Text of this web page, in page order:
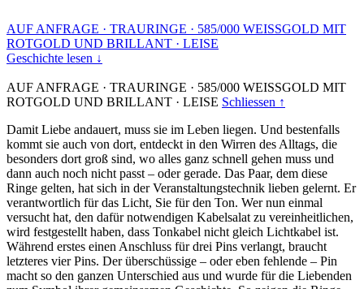
AUF ANFRAGE · TRAURINGE · 585/000 WEISSGOLD MIT
ROTGOLD UND BRILLANT · LEISE
Geschichte lesen ↓
AUF ANFRAGE · TRAURINGE · 585/000 WEISSGOLD MIT
ROTGOLD UND BRILLANT · LEISE Schliessen ↑
Damit Liebe andauert, muss sie im Leben liegen. Und bestenfalls
kommt sie auch von dort, entdeckt in den Wirren des Alltags, die
besonders dort groß sind, wo alles ganz schnell gehen muss und
dann auch noch nicht passt – oder gerade. Das Paar, dem diese
Ringe gelten, hat sich in der Veranstaltungstechnik lieben gelernt. Er
verantwortlich für das Licht, Sie für den Ton. Wer nun einmal
versucht hat, den dafür notwendigen Kabelsalat zu vereinheitlichen,
wird festgestellt haben, dass Tonkabel nicht gleich Lichtkabel ist.
Während erstes einen Anschluss für drei Pins verlangt, braucht
letzteres vier Pins. Der überschüssige – oder eben fehlende – Pin
macht so den ganzen Unterschied aus und wurde für die Liebenden